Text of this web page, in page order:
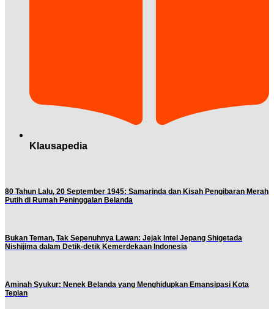
Klausapedia
80 Tahun Lalu, 20 September 1945: Samarinda dan Kisah Pengibaran Merah
Putih di Rumah Peninggalan Belanda
Bukan Teman, Tak Sepenuhnya Lawan: Jejak Intel Jepang Shigetada
Nishijima dalam Detik-detik Kemerdekaan Indonesia
Aminah Syukur: Nenek Belanda yang Menghidupkan Emansipasi Kota
Tepian